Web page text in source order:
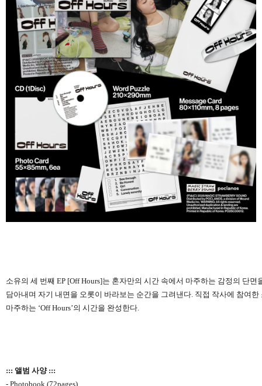
소유의 세 번째 EP [Off Hours]는 혼자만의 시간 속에서 마주하는 감정의 단면
담아내며 자기 내면을 오롯이 바라보는 순간을 그려낸다. 직접 작사에 참여한
마주하는 ‘Off Hours’의 시간을 완성한다.
::: 앨범 사양 :::
- Photobook (72pages)